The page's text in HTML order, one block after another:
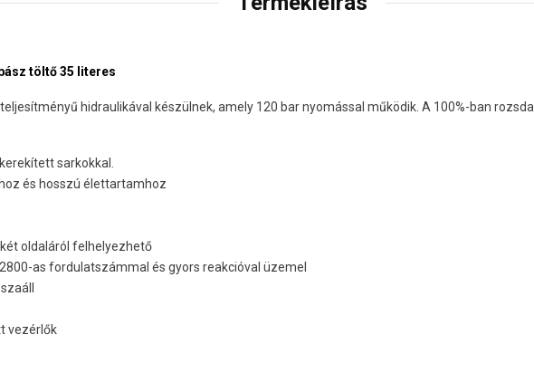
töltő 35 literes
hidraulikával készülnek, amely 120 bar nyomással működik. A 100%-ban
sarkokkal.
és hosszú élettartamhoz
oldaláról felhelyezhető
as fordulatszámmal és gyors reakcióval üzemel
vezérlők